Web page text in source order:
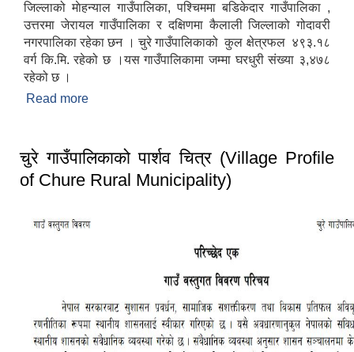
जिल्लाको माेहन्याल गाउँपालिका, पश्चिममा बडिकेदार गाउँपालिका ,
उत्तरमा जेरायल गाउँपालिका र दक्षिणमा कैलाली जिल्लाको गोदावरी
नगरपालिका रहेका छन । चुरे गाउँपालिकाको कुल क्षेत्रफल ४९३.१८
वर्ग कि.मि. रहेको छ ।यस गाउँपालिकामा जम्मा घरधुरी संख्या ३,४७८
रहेको छ ।
Read more
चुरे गाउँपालिकाको पार्शव चित्र (Village Profile
of Chure Rural Municipality)